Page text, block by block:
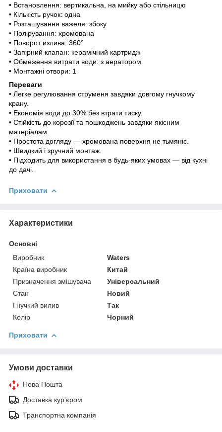
• Встановлення: вертикальна, на мийку або стільницю
• Кількість ручок: одна
• Розташування важеля: збоку
• Полірування: хромована
• Поворот излива: 360°
• Запірний клапан: керамічний картридж
• Обмеження витрати води: з аератором
• Монтажні отвори: 1
Переваги
• Легке регулювання струменя завдяки довгому гнучкому
крану.
• Економія води до 30% без втрати тиску.
• Стійкість до корозії та пошкоджень завдяки якісним
матеріалам.
• Простота догляду — хромована поверхня не тьмяніє.
• Швидкий і зручний монтаж.
• Підходить для використання в будь-яких умовах — від кухні
до дачі.
Приховати
Характеристики
Основні
Виробник
Waters
Країна виробник
Китай
Призначення змішувача
Універсальний
Стан
Новий
Гнучкий вилив
Так
Колір
Чорний
Приховати
Умови доставки
Нова Пошта
Доставка кур'єром
Транспортна компанія